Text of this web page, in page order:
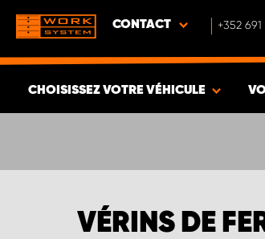
CONTACT +352
CHOISISSEZ VOTRE VÉHICULE
VÉRINS DE